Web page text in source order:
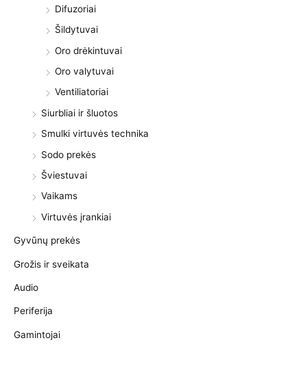
Difuzoriai
Šildytuvai
Oro drėkintuvai
Oro valytuvai
Ventiliatoriai
Siurbliai ir šluotos
Smulki virtuvės technika
Sodo prekės
Šviestuvai
Vaikams
Virtuvės įrankiai
Gyvūnų prekės
Grožis ir sveikata
Audio
Periferija
Gamintojai